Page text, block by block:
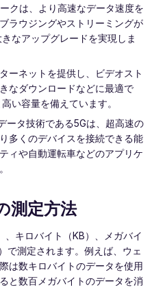
クは、より高速なデータ速度を
ラウジングやストリーミングが
なアップグレードを実現しま
ーネットを提供し、ビデオスト
なダウンロードなどに最適で
い容量を備えています。
ータ技術である5Gは、超高速の
多くのデバイスを接続できる能
ィや自動運転車などのアプリケ
測定方法
、キロバイト（KB）、メガバイ
で測定されます。例えば、ウェ
は数キロバイトのデータを使用
と数百メガバイトのデータを消